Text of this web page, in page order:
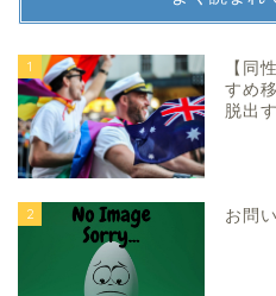
1
【同
すめ
脱出
2 お問